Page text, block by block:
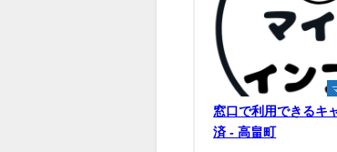
窓口で利用できるキ
済 - 高畠町